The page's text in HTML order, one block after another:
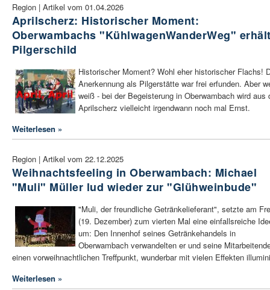
Region | Artikel vom 01.04.2026
Aprilscherz: Historischer Moment:
Oberwambachs "KühlwagenWanderWeg"
Pilgerschild
Historischer Moment? Wohl eher historischer Flachs!
Anerkennung als Pilgerstätte war frei erfunden. Aber
weiß - bei der Begeisterung in Oberwambach wird aus
Aprilscherz vielleicht irgendwann noch mal Ernst.
Weiterlesen »
Region | Artikel vom 22.12.2025
Weihnachtsfeeling in Oberwambach: Michael
"Muli" Müller lud wieder zur "Glühweinbude"
"Muli, der freundliche Getränkelieferant", setzte am
(19. Dezember) zum vierten Mal eine einfallsreiche
um: Den Innenhof seines Getränkehandels in
Oberwambach verwandelten er und seine
einen vorweihnachtlichen Treffpunkt, wunderbar mit vielen Effekten
Weiterlesen »